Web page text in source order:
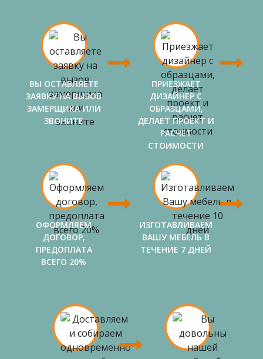
ВЫ ОСТАВЛЯЕТЕ
ЗАЯВКУ НА ВЫЗОВ
ЗАМЕРЩИКА ИЛИ
ЗВОНИТЕ
ПРИЕЗЖАЕТ
ДИЗАЙНЕР С
ОБРАЗЦАМИ,
ДЕЛАЕТ ПРОЕКТ И
РАСЧЕТ
СТОИМОСТИ
ОФОРМЛЯЕМ
ДОГОВОР,
ПРЕДОПЛАТА
ВСЕГО 20%
ИЗГОТАВЛИВАЕМ
ВАШУ МЕБЕЛЬ В
ТЕЧЕНИЕ 7 ДНЕЙ